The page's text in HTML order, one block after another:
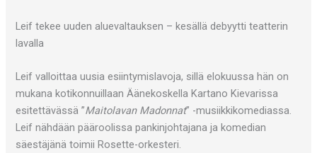
Leif tekee uuden aluevaltauksen – kesällä debyytti teatterin
lavalla
Leif valloittaa uusia esiintymislavoja, sillä elokuussa hän on
mukana kotikonnuillaan Äänekoskella Kartano Kievarissa
esitettävässä ”Maitolavan Madonnat” -musiikkikomediassa.
Leif nähdään pääroolissa pankinjohtajana ja komedian
säestäjänä toimii Rosette-orkesteri.